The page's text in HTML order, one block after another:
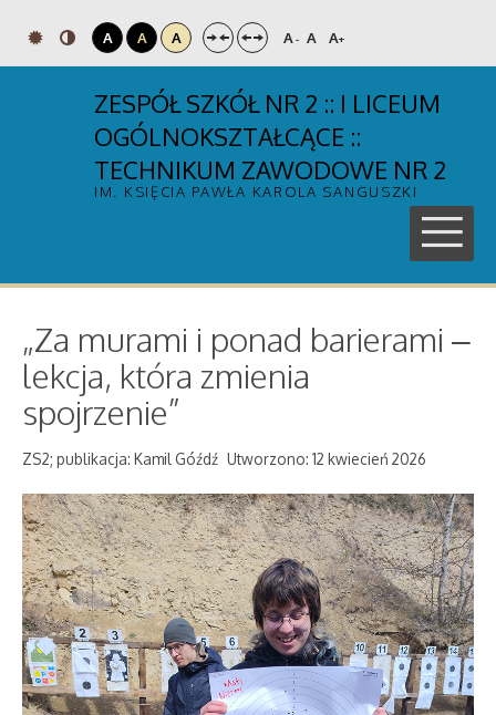
A A A A- A A+
ZESPÓŁ SZKÓŁ NR 2 :: I LICEUM
OGÓLNOKSZTAŁCĄCE ::
TECHNIKUM ZAWODOWE NR 2
IM. KSIĘCIA PAWŁA KAROLA SANGUSZKI
„Za murami i ponad barierami –
lekcja, która zmienia
spojrzenie”
ZS2; publikacja: Kamil Góźdź Utworzono: 12 kwiecień 2026